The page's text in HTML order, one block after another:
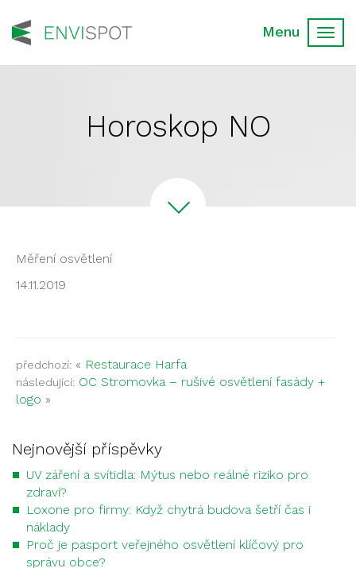
Horoskop NO
Měření osvětlení
14.11.2019
předchozí: « Restaurace Harfa
následující: OC Stromovka – rušivé osvětlení fasády +
logo »
Nejnovější příspěvky
UV záření a svítidla: Mýtus nebo reálné riziko pro
zdraví?
Loxone pro firmy: Když chytrá budova šetří čas i
náklady
Proč je pasport veřejného osvětlení klíčový pro
správu obce?